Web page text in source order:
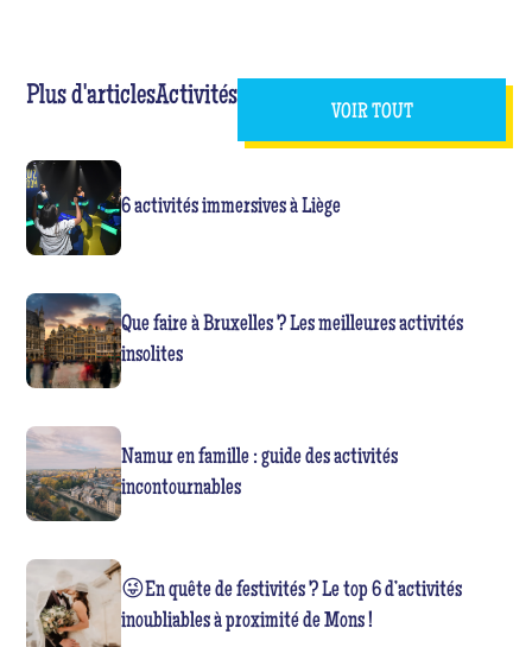
Plus d'articlesActivités
VOIR TOUT
6 activités immersives à Liège
Que faire à Bruxelles ? Les meilleures activités
insolites
Namur en famille : guide des activités
incontournables
😜En quête de festivités ? Le top 6 d’activités
inoubliables à proximité de Mons !